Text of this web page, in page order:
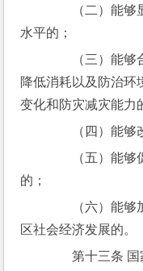
（二）能够显
水平的；
（三）能够合
降低消耗以及防治环
变化和防灾减灾能力
（四）能够改
（五）能够促
的；
（六）能够加
区社会经济发展的。
第十三条 国